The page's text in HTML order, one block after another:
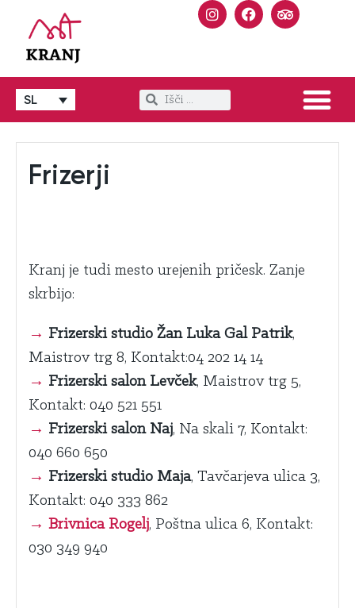
SL
Frizerji
Kranj je tudi mesto urejenih pričesk. Zanje
skrbijo:
→ Frizerski studio Žan Luka Gal Patrik,
Maistrov trg 8, Kontakt:04 202 14 14
→ Frizerski salon Levček, Maistrov trg 5,
Kontakt: 040 521 551
→ Frizerski salon Naj, Na skali 7, Kontakt:
040 660 650
→ Frizerski studio Maja, Tavčarjeva ulica 3,
Kontakt: 040 333 862
→ Brivnica Rogelj, Poštna ulica 6, Kontakt:
030 349 940